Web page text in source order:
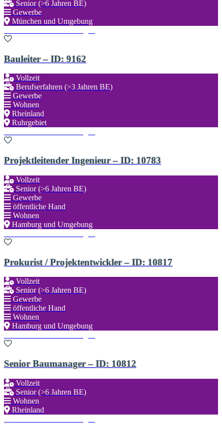
Senior (>6 Jahren BE)
Gewerbe
München und Umgebung
Bauleiter – ID: 9162
Vollzeit
Berufserfahren (>3 Jahren BE)
Gewerbe
Wohnen
Rheinland
Ruhrgebiet
Projektleitender Ingenieur – ID: 10783
Vollzeit
Senior (>6 Jahren BE)
Gewerbe
öffentliche Hand
Wohnen
Hamburg und Umgebung
Prokurist / Projektentwickler – ID: 10817
Vollzeit
Senior (>6 Jahren BE)
Gewerbe
öffentliche Hand
Wohnen
Hamburg und Umgebung
Senior Baumanager – ID: 10812
Vollzeit
Senior (>6 Jahren BE)
Wohnen
Rheinland